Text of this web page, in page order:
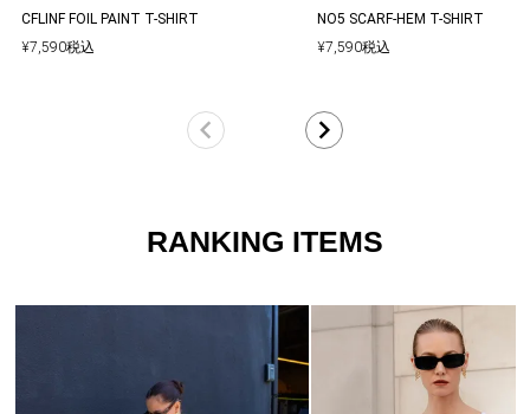
ャンセルした内容にて商品を手配させていただきます。
CFLINF FOIL PAINT T-SHIRT
¥7,590税込
NO5 SCARF-HEM T-SHIRT
¥7,590税込
RANKING ITEMS